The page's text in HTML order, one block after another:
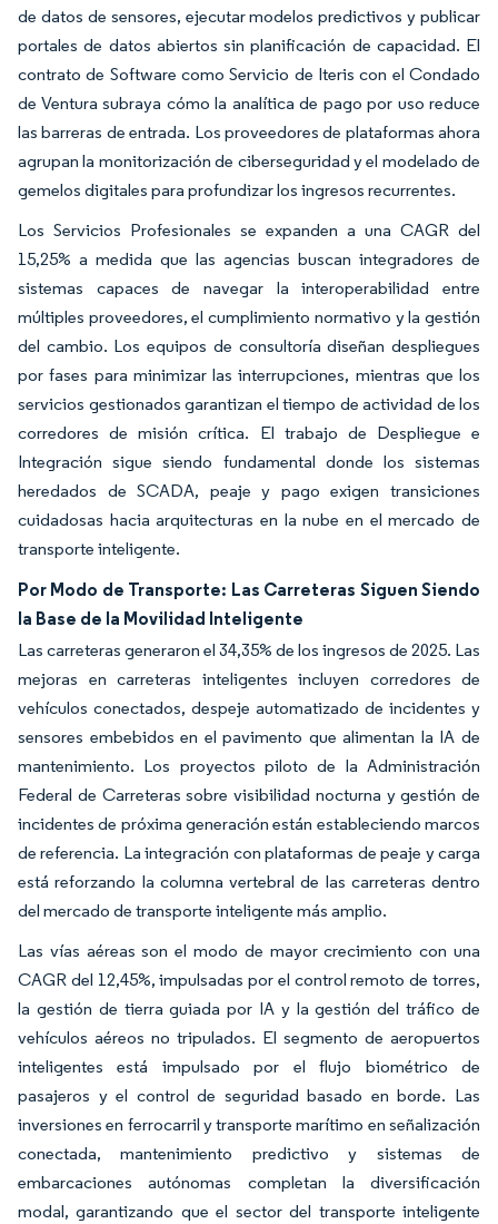
de datos de sensores, ejecutar modelos predictivos y publicar
portales de datos abiertos sin planificación de capacidad. El
contrato de Software como Servicio de Iteris con el Condado
de Ventura subraya cómo la analítica de pago por uso reduce
las barreras de entrada. Los proveedores de plataformas ahora
agrupan la monitorización de ciberseguridad y el modelado de
gemelos digitales para profundizar los ingresos recurrentes.
Los Servicios Profesionales se expanden a una CAGR del
15,25% a medida que las agencias buscan integradores de
sistemas capaces de navegar la interoperabilidad entre
múltiples proveedores, el cumplimiento normativo y la gestión
del cambio. Los equipos de consultoría diseñan despliegues
por fases para minimizar las interrupciones, mientras que los
servicios gestionados garantizan el tiempo de actividad de los
corredores de misión crítica. El trabajo de Despliegue e
Integración sigue siendo fundamental donde los sistemas
heredados de SCADA, peaje y pago exigen transiciones
cuidadosas hacia arquitecturas en la nube en el mercado de
transporte inteligente.
Por Modo de Transporte: Las Carreteras Siguen Siendo
la Base de la Movilidad Inteligente
Las carreteras generaron el 34,35% de los ingresos de 2025. Las
mejoras en carreteras inteligentes incluyen corredores de
vehículos conectados, despeje automatizado de incidentes y
sensores embebidos en el pavimento que alimentan la IA de
mantenimiento. Los proyectos piloto de la Administración
Federal de Carreteras sobre visibilidad nocturna y gestión de
incidentes de próxima generación están estableciendo marcos
de referencia. La integración con plataformas de peaje y carga
está reforzando la columna vertebral de las carreteras dentro
del mercado de transporte inteligente más amplio.
Las vías aéreas son el modo de mayor crecimiento con una
CAGR del 12,45%, impulsadas por el control remoto de torres,
la gestión de tierra guiada por IA y la gestión del tráfico de
vehículos aéreos no tripulados. El segmento de aeropuertos
inteligentes está impulsado por el flujo biométrico de
pasajeros y el control de seguridad basado en borde. Las
inversiones en ferrocarril y transporte marítimo en señalización
conectada, mantenimiento predictivo y sistemas de
embarcaciones autónomas completan la diversificación
modal, garantizando que el sector del transporte inteligente